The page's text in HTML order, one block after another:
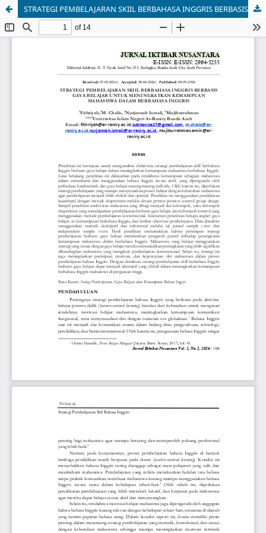
STRATEGI PEMBELAJARAN SKIIL BERBAHASA INGGRIS BERBASIS GAYA BELAJAR UNTUK MENINGKATKAN KEMAMPUAN MAHASISWA DALAM BERBAHASA INGGRIS